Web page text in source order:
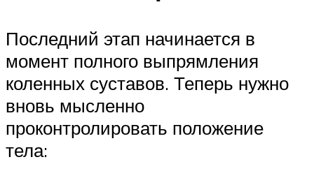
Последний этап начинается в
момент полного выпрямления
коленных суставов. Теперь нужно
вновь мысленно
проконтролировать положение
тела: